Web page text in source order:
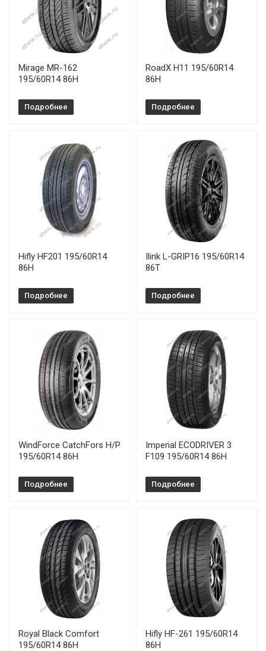
Mirage MR-162
195/60R14 86H
Подробнее
RoadX H11 195/60R14
86H
Подробнее
Hifly HF201 195/60R14
86H
Подробнее
Ilink L-GRIP16 195/60R14
86T
Подробнее
WindForce CatchFors H/P
195/60R14 86H
Подробнее
Imperial ECODRIVER 3
F109 195/60R14 86H
Подробнее
Royal Black Comfort
195/60R14 86H
Hifly HF-261 195/60R14
86H